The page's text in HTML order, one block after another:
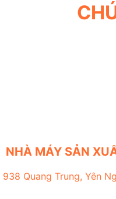
NHÀ MÁY SẢN
938 Quang Trung, Yên